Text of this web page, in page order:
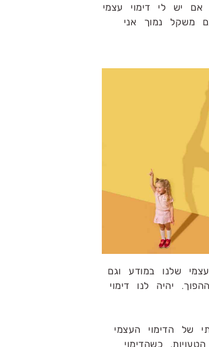
אם יש לי דימוי עצמי
משקל נמוך אני
שלנו במודע וגם
יהיה לנו דימוי
של הדימוי העצמי